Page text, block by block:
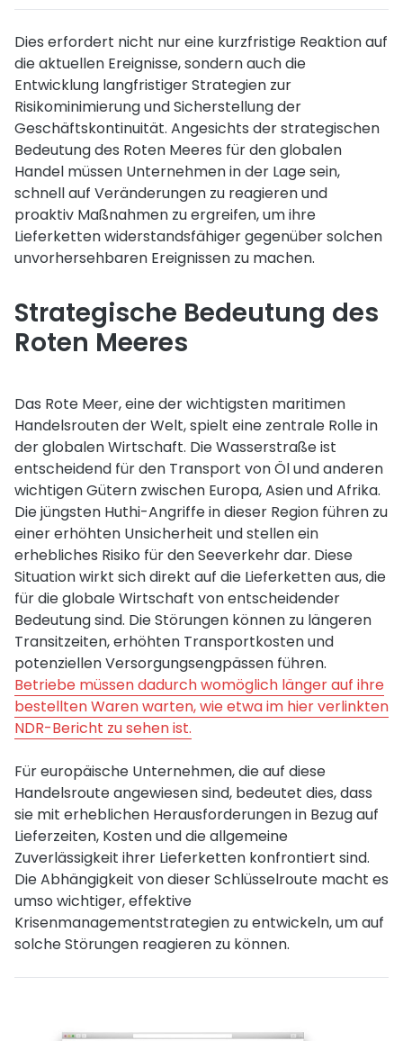
Dies erfordert nicht nur eine kurzfristige Reaktion auf
die aktuellen Ereignisse, sondern auch die
Entwicklung langfristiger Strategien zur
Risikominimierung und Sicherstellung der
Geschäftskontinuität. Angesichts der strategischen
Bedeutung des Roten Meeres für den globalen
Handel müssen Unternehmen in der Lage sein,
schnell auf Veränderungen zu reagieren und
proaktiv Maßnahmen zu ergreifen, um ihre
Lieferketten widerstandsfähiger gegenüber solchen
unvorhersehbaren Ereignissen zu machen.
Strategische Bedeutung des
Roten Meeres
Das Rote Meer, eine der wichtigsten maritimen
Handelsrouten der Welt, spielt eine zentrale Rolle in
der globalen Wirtschaft. Die Wasserstraße ist
entscheidend für den Transport von Öl und anderen
wichtigen Gütern zwischen Europa, Asien und Afrika.
Die jüngsten Huthi-Angriffe in dieser Region führen zu
einer erhöhten Unsicherheit und stellen ein
erhebliches Risiko für den Seeverkehr dar. Diese
Situation wirkt sich direkt auf die Lieferketten aus, die
für die globale Wirtschaft von entscheidender
Bedeutung sind. Die Störungen können zu längeren
Transitzeiten, erhöhten Transportkosten und
potenziellen Versorgungsengpässen führen.
Betriebe müssen dadurch womöglich länger auf ihre
bestellten Waren warten, wie etwa im hier verlinkten
NDR-Bericht zu sehen ist.
Für europäische Unternehmen, die auf diese
Handelsroute angewiesen sind, bedeutet dies, dass
sie mit erheblichen Herausforderungen in Bezug auf
Lieferzeiten, Kosten und die allgemeine
Zuverlässigkeit ihrer Lieferketten konfrontiert sind.
Die Abhängigkeit von dieser Schlüsselroute macht es
umso wichtiger, effektive
Krisenmanagementstrategien zu entwickeln, um auf
solche Störungen reagieren zu können.